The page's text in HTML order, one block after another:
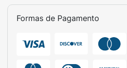
Formas de Pagamento